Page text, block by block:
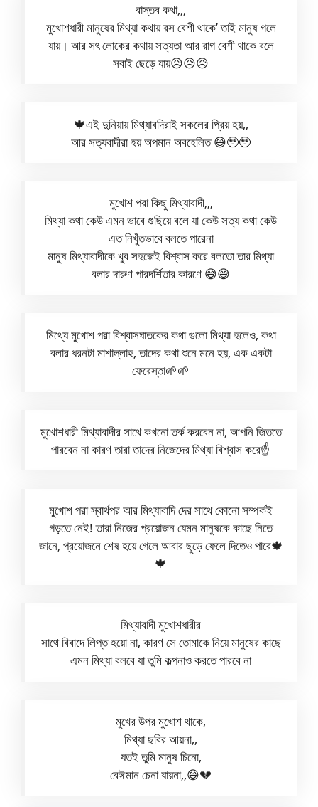
বাস্তব কথা,,,
মুখোশধারী মানুষের মিথ্যা কথায় রস বেশী থাকে’ তাই মানুষ গলে
যায়। আর সৎ লোকের কথায় সত্যতা আর রাগ বেশী থাকে বলে
সবাই ছেড়ে যায়😥😥😥
🍁এই দুনিয়ায় মিথ্যাবদিরাই সকলের প্রিয় হয়,,
আর সত্যবাদীরা হয় অপমান অবহেলিত 😅🥹🥹
মুখোশ পরা কিছু মিথ্যাবাদী,,,
মিথ্যা কথা কেউ এমন ভাবে গুছিয়ে বলে যা কেউ সত্য কথা কেউ
এত নিখুঁতভাবে বলতে পারেনা
মানুষ মিথ্যাবাদীকে খুব সহজেই বিশ্বাস করে বলতো তার মিথ্যা
বলার দারুণ পারদর্শিতার কারণে 😅😅
মিথ্যে মুখোশ পরা বিশ্বাসঘাতকের কথা গুলো মিথ্যা হলেও, কথা
বলার ধরনটা মাশাল্লাহ, তাদের কথা শুনে মনে হয়, এক একটা
ফেরেস্তা🌱🌱
মুখোশধারী মিথ্যাবাদীর সাথে কখনো তর্ক করবেন না, আপনি জিততে
পারবেন না কারণ তারা তাদের নিজেদের মিথ্যা বিশ্বাস করে☝️
মুখোশ পরা স্বার্থপর আর মিথ্যাবাদি দের সাথে কোনো সম্পর্কই
গড়তে নেই! তারা নিজের প্রয়োজন যেমন মানুষকে কাছে নিতে
জানে, প্রয়োজনে শেষ হয়ে গেলে আবার ছুড়ে ফেলে দিতেও পারে🍁
🍁
মিথ্যাবাদী মুখোশধারীর
সাথে বিবাদে লিপ্ত হয়ো না, কারণ সে তোমাকে নিয়ে মানুষের কাছে
এমন মিথ্যা বলবে যা তুমি কল্পনাও করতে পারবে না
মুখের উপর মুখোশ থাকে,
মিথ্যা ছবির আয়না,,
যতই তুমি মানুষ চিনো,
বেঈমান চেনা যায়না,,😅💔